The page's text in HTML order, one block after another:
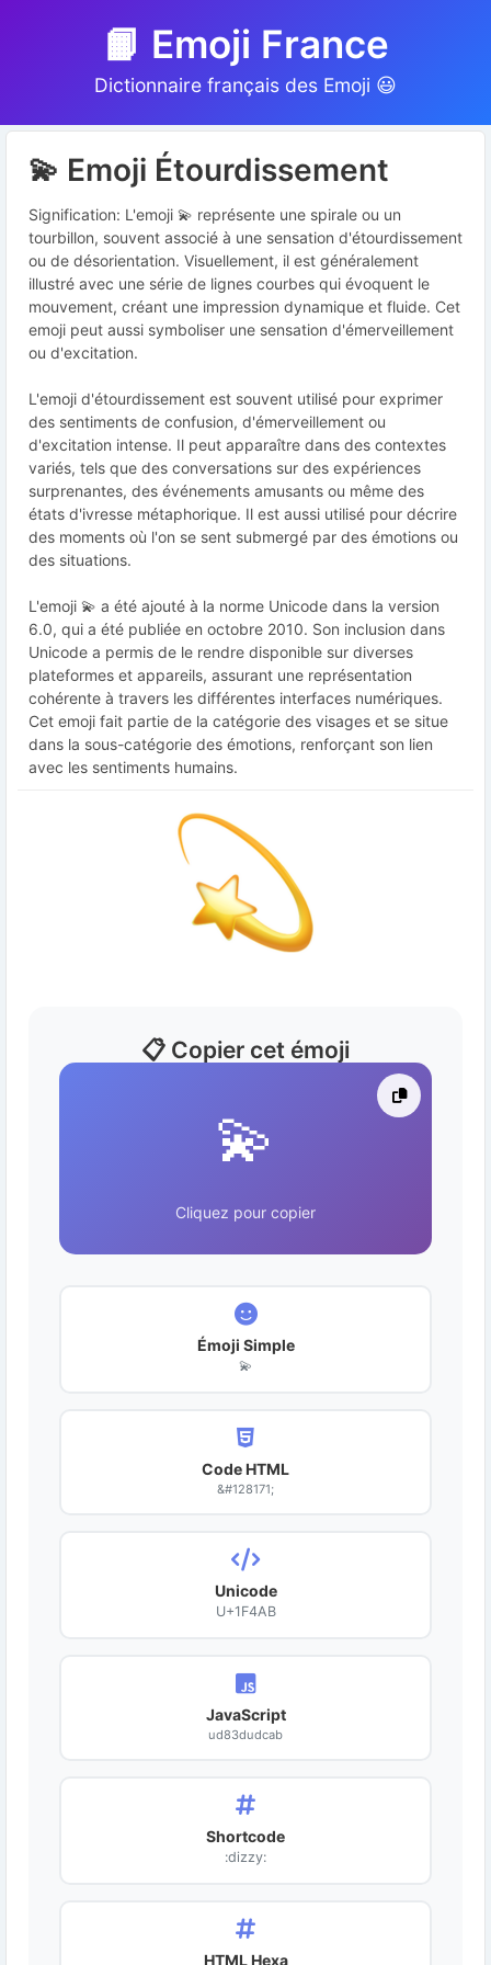
📙 Emoji France
Dictionnaire français des Emoji 😃
💫 Emoji Étourdissement
Signification: L'emoji 💫 représente une spirale ou un
tourbillon, souvent associé à une sensation d'étourdissement
ou de désorientation. Visuellement, il est généralement
illustré avec une série de lignes courbes qui évoquent le
mouvement, créant une impression dynamique et fluide. Cet
emoji peut aussi symboliser une sensation d'émerveillement
ou d'excitation.
L'emoji d'étourdissement est souvent utilisé pour exprimer
des sentiments de confusion, d'émerveillement ou
d'excitation intense. Il peut apparaître dans des contextes
variés, tels que des conversations sur des expériences
surprenantes, des événements amusants ou même des
états d'ivresse métaphorique. Il est aussi utilisé pour décrire
des moments où l'on se sent submergé par des émotions ou
des situations.
L'emoji 💫 a été ajouté à la norme Unicode dans la version
6.0, qui a été publiée en octobre 2010. Son inclusion dans
Unicode a permis de le rendre disponible sur diverses
plateformes et appareils, assurant une représentation
cohérente à travers les différentes interfaces numériques.
Cet emoji fait partie de la catégorie des visages et se situe
dans la sous-catégorie des émotions, renforçant son lien
avec les sentiments humains.
📋 Copier cet émoji
💫
Cliquez pour copier
Émoji Simple
💫
Code HTML
&#128171;
Unicode
U+1F4AB
JavaScript
ud83dudcab
Shortcode
:dizzy:
HTML Hexa